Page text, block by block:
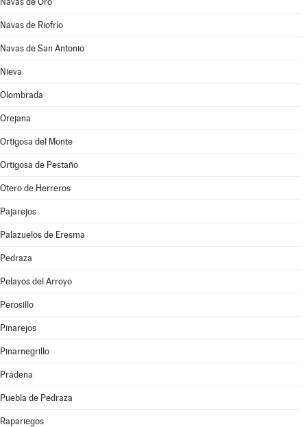
Navas de Riofrío
Navas de San Antonio
Nieva
Olombrada
Orejana
Ortigosa del Monte
Ortigosa de Pestaño
Otero de Herreros
Pajarejos
Palazuelos de Eresma
Pedraza
Pelayos del Arroyo
Perosillo
Pinarejos
Pinarnegrillo
Prádena
Puebla de Pedraza
Rapariegos